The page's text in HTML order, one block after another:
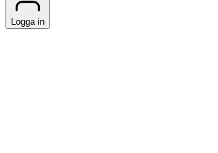
Logga in